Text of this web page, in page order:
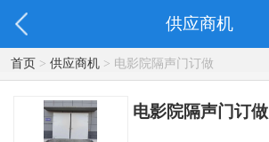
供应商机
首页> 供应商机> 电影院隔声门订做
电影院隔声门订做